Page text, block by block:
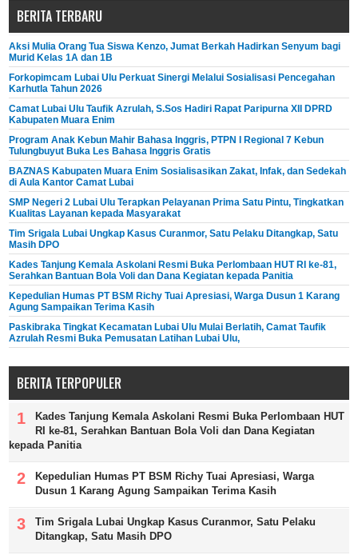
BERITA TERBARU
Aksi Mulia Orang Tua Siswa Kenzo, Jumat Berkah Hadirkan Senyum bagi
Murid Kelas 1A dan 1B
Forkopimcam Lubai Ulu Perkuat Sinergi Melalui Sosialisasi Pencegahan
Karhutla Tahun 2026
Camat Lubai Ulu Taufik Azrulah, S.Sos Hadiri Rapat Paripurna XII DPRD
Kabupaten Muara Enim
Program Anak Kebun Mahir Bahasa Inggris, PTPN I Regional 7 Kebun
Tulungbuyut Buka Les Bahasa Inggris Gratis
BAZNAS Kabupaten Muara Enim Sosialisasikan Zakat, Infak, dan Sedekah
di Aula Kantor Camat Lubai
SMP Negeri 2 Lubai Ulu Terapkan Pelayanan Prima Satu Pintu, Tingkatkan
Kualitas Layanan kepada Masyarakat
Tim Srigala Lubai Ungkap Kasus Curanmor, Satu Pelaku Ditangkap, Satu
Masih DPO
Kades Tanjung Kemala Askolani Resmi Buka Perlombaan HUT RI ke-81,
Serahkan Bantuan Bola Voli dan Dana Kegiatan kepada Panitia
Kepedulian Humas PT BSM Richy Tuai Apresiasi, Warga Dusun 1 Karang
Agung Sampaikan Terima Kasih
Paskibraka Tingkat Kecamatan Lubai Ulu Mulai Berlatih, Camat Taufik
Azrulah Resmi Buka Pemusatan Latihan Lubai Ulu,
BERITA TERPOPULER
Kades Tanjung Kemala Askolani Resmi Buka Perlombaan HUT
RI ke-81, Serahkan Bantuan Bola Voli dan Dana Kegiatan
kepada Panitia
Kepedulian Humas PT BSM Richy Tuai Apresiasi, Warga
Dusun 1 Karang Agung Sampaikan Terima Kasih
Tim Srigala Lubai Ungkap Kasus Curanmor, Satu Pelaku
Ditangkap, Satu Masih DPO